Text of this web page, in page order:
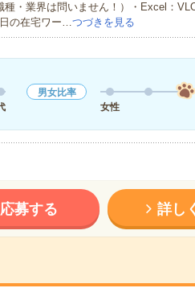
種・業界は問いません！）・Excel：
の在宅ワー…つづきを見る
男女比率
女性
応募する 詳し